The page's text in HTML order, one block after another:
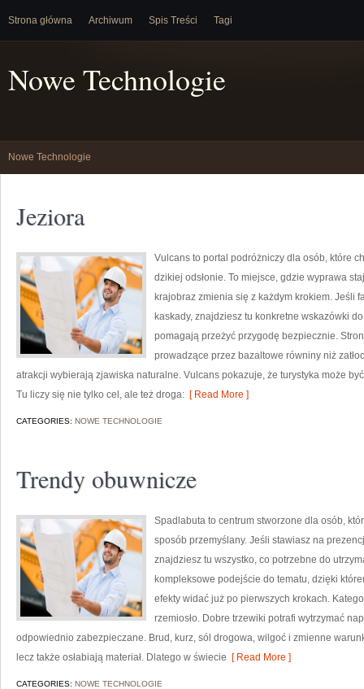
Strona główna Archiwum Spis Treści Tagi
Nowe Technologie
Nowe Technologie
Jeziora
Vulcans to portal podróżniczy dla osób, które
dzikiej odsłonie. To miejsce, gdzie wyprawa
krajobraz zmienia się z każdym krokiem. Jeśli
kaskady, znajdziesz tu konkretne wskazówki
pomagają przeżyć przygodę bezpiecznie.
prowadzące przez bazaltowe równiny niż
atrakcji wybierają zjawiska naturalne. Vulcans pokazuje, że turystyka może
Tu liczy się nie tylko cel, ale też droga: [ Read More ]
CATEGORIES: NOWE TECHNOLOGIE
Trendy obuwnicze
Spadlabuta to centrum stworzone dla osób,
sposób przemyślany. Jeśli stawiasz na
znajdziesz tu wszystko, co potrzebne do
kompleksowe podejście do tematu, dzięki
efekty widać już po pierwszych krokach.
rzemiosło. Dobre trzewiki potrafi wytrzymać
odpowiednio zabezpieczane. Brud, kurz, sól drogowa, wilgoć i zmienne
lecz także osłabiają materiał. Dlatego w świecie [ Read More ]
CATEGORIES: NOWE TECHNOLOGIE